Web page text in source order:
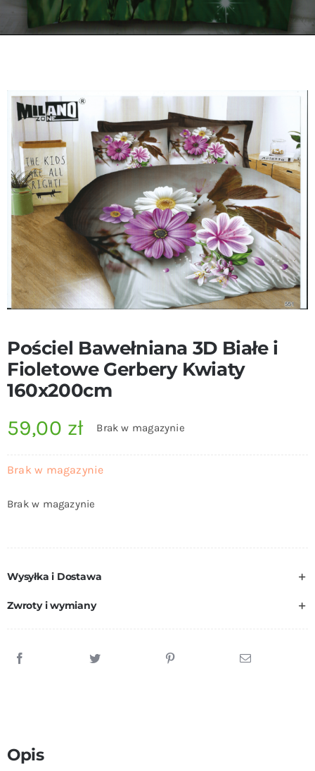
Pościel Bawełniana 3D Białe i
Fioletowe Gerbery Kwiaty
160x200cm
59,00 zł Brak w magazynie
Brak w magazynie
Brak w magazynie
Wysyłka i Dostawa
Zwroty i wymiany
Opis